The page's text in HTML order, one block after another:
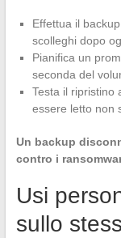
Effettua il
scolleghi dopo
Pianifica un
seconda del
Testa il ripristino
essere letto non
Un backup
contro i
Usi
sullo